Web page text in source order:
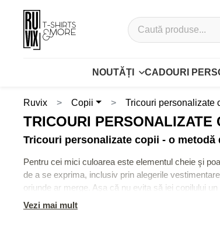
NOUTĂȚI CADOURI
Ruvix Copii Tricouri personalizate
TRICOURI PERSONALIZATE
Tricouri personalizate copii - o
Pentru cei mici culoarea este elementul cheie şi
de a se exprima, inclusiv prin alegerile
oriunde ar merge. Aşa că nu evita să iei copilului
plăcute poţi chiar să faci nişte
Vezi mai mult